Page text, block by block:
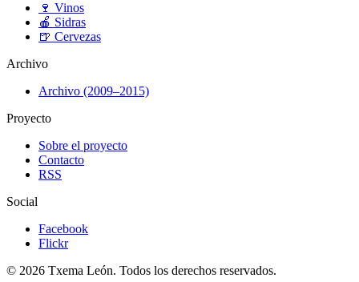
🍷 Vinos
🍎 Sidras
🍺 Cervezas
Archivo
Archivo (2009–2015)
Proyecto
Sobre el proyecto
Contacto
RSS
Social
Facebook
Flickr
© 2026 Txema León. Todos los derechos reservados.